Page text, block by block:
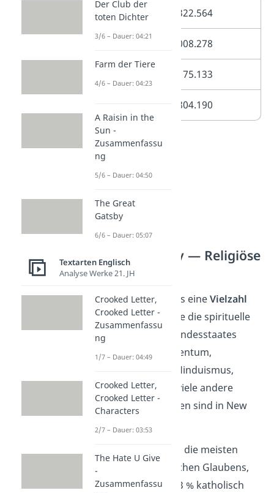
1990 7.322.564
8.008.278
8.175.133
8.804.190
New York City — Religiöse
Gruppen
In New York gibt es eineVielzahl
von Religionen
, die die spirituelle
Landschaft des Bundesstaates
bereichern. Christentum,
Judentum, Islam, Hinduismus,
Buddhismus und viele andere
Glaubensrichtungen sind in New
Mit etwa 60 % sind die meisten
Menschen christlichen Glaubens,
wobei davon ca. 33 % katholisch
Der Club der
toten Dichter
3/6 – Dauer: 04:21
Farm der Tiere
4/6 – Dauer: 04:23
A Raisin in the
Sun -
Zusammenfassu
ng
5/6 – Dauer: 04:50
The Great
Gatsby
6/6 – Dauer: 05:07
Textarten Englisch
Analyse Werke 21. JH
Crooked Letter,
Crooked Letter -
Zusammenfassu
ng
1/7 – Dauer: 04:49
Crooked Letter,
Crooked Letter -
Characters
2/7 – Dauer: 03:53
The Hate U Give
-
Zusammenfassu